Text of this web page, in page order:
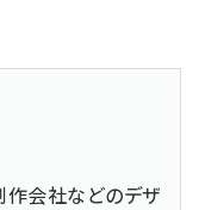
作会社などのデザ